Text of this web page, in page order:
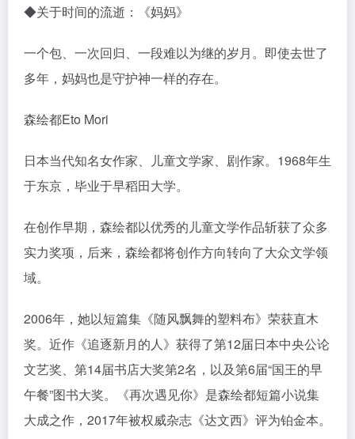
◆关于时间的流逝：《妈妈》
一个包、一次回归、一段难以为继的岁月。即使去世了
多年，妈妈也是守护神一样的存在。
森绘都Eto Mori
日本当代知名女作家、儿童文学家、剧作家。1968年生
于东京，毕业于早稻田大学。
在创作早期，森绘都以优秀的儿童文学作品斩获了众多
实力奖项，后来，森绘都将创作方向转向了大众文学领
域。
2006年，她以短篇集《随风飘舞的塑料布》荣获直木
奖。近作《追逐新月的人》获得了第12届日本中央公论
文艺奖、第14届书店大奖第2名，以及第6届“国王的早
午餐”图书大奖。《再次遇见你》是森绘都短篇小说集
大成之作，2017年被权威杂志《达文西》评为铂金本。